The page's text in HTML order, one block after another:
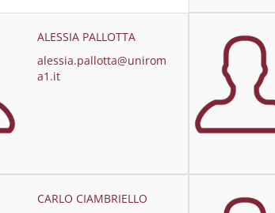
ALESSIA PALLOTTA
alessia.pallotta@unirom
a1.it
CARLO CIAMBRIELLO